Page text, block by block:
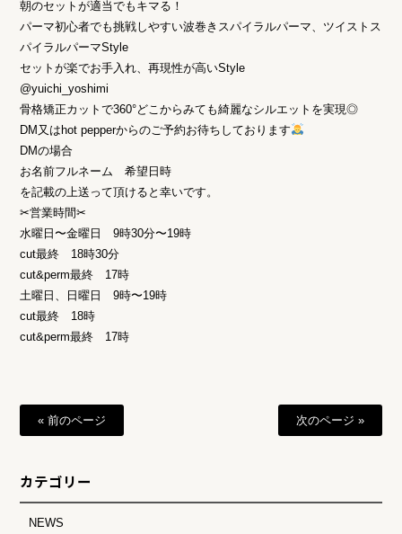
朝のセットが適当でもキマる！
パーマ初心者でも挑戦しやすい波巻きスパイラルパーマ、ツイストス
パイラルパーマStyle
セットが楽でお手入れ、再現性が高いStyle
@yuichi_yoshimi
骨格矯正カットで360°どこからみても綺麗なシルエットを実現◎
DM又はhot pepperからのご予約お待ちしております
DMの場合
お名前フルネーム 希望日時
を記載の上送って頂けると幸いです。
✂︎営業時間✂︎
水曜日〜金曜日 9時30分〜19時
cut最終 18時30分
cut&perm最終 17時
土曜日、日曜日 9時〜19時
cut最終 18時
cut&perm最終 17時
« 前のページ 次のページ »
カテゴリー
NEWS